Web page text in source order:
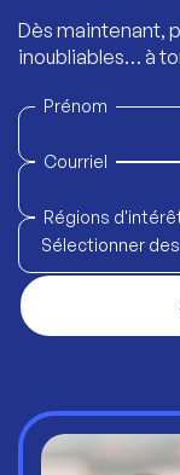
Dès maintenant,
inoubliables… à
Prénom
Courriel
Régions
Sélectionner